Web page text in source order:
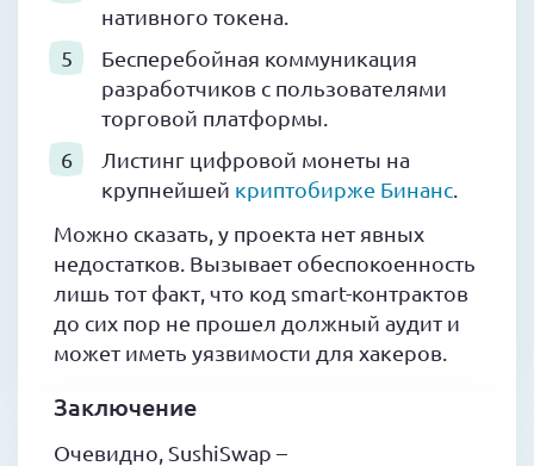
нативного токена.
Бесперебойная коммуникация
разработчиков с пользователями
торговой платформы.
Листинг цифровой монеты на
крупнейшей криптобирже Бинанс
Можно сказать, у проекта нет явных
недостатков. Вызывает обеспокоенность
лишь тот факт, что код smart-контрактов
до сих пор не прошел должный аудит и
может иметь уязвимости для хакеров.
Заключение
Очевидно, SushiSwap –